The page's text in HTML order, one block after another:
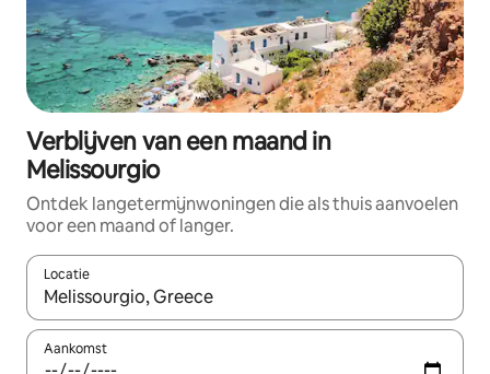
Verblijven van een maand in
Melissourgio
Ontdek langetermijnwoningen die als thuis aanvoelen
voor een maand of langer.
Locatie
Wanneer er resultaten beschikbaar zijn, maak je een keuze
Aankomst